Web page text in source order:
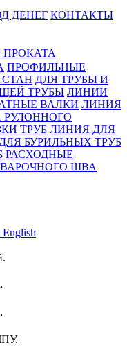
ДЕНЕГ КОНТАКТЫ
ПРОКАТА
ПРОФИЛЬНЫЕ
ДЛЯ ТРУБЫ И
ТРУБЫ ЛИНИИ
ВАЛКИ ЛИНИЯ
РУЛОННОГО
ТРУБ ЛИНИЯ ДЛЯ
БУРИЛЬНЫХ ТРУБ
РАСХОДНЫЕ
ШВА
English